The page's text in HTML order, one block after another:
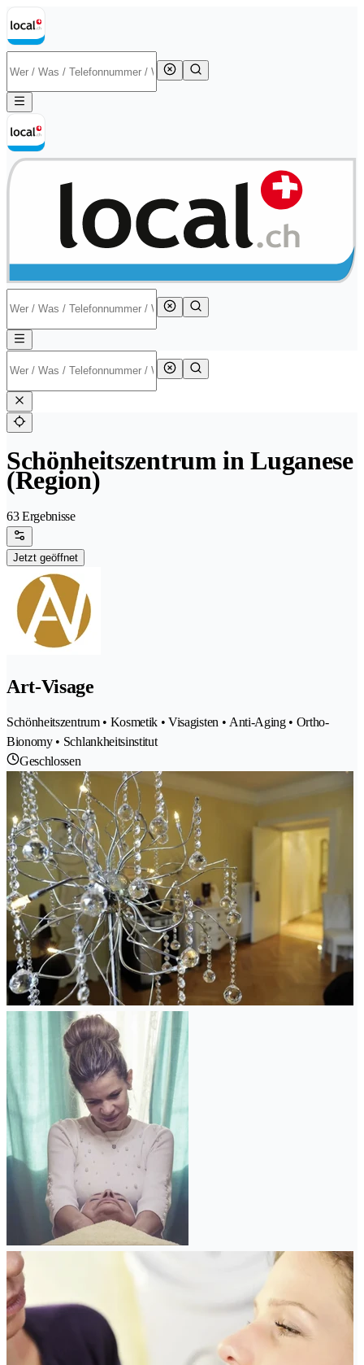
Schönheitszentrum in Luganese
(Region)
63 Ergebnisse
Jetzt geöffnet
Art-Visage
Schönheitszentrum • Kosmetik • Visagisten • Anti-Aging • Ortho-
Bionomy • Schlankheitsinstitut
Geschlossen